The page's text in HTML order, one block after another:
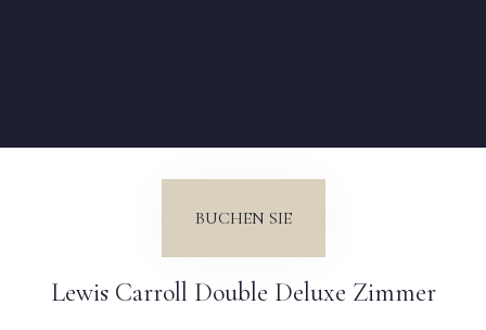
Kontakt
BUCHEN SIE
Lewis Carroll Double Deluxe Zimmer